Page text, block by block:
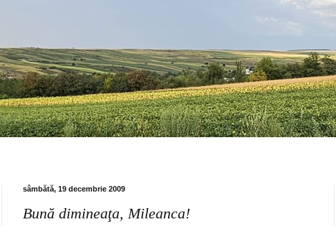
sâmbătă, 19 decembrie 2009
Bună dimineaţa, Mileanca!